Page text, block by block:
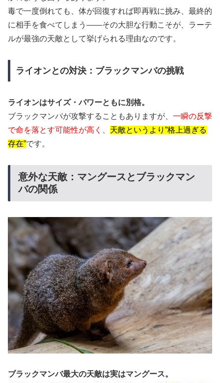
毒で一度倒れても、体が回復すれば即再戦に挑み、最終的
に相手を食べてしまう――その大胆な行動こそが、ラーテ
ルが最強の天敵として挙げられる理由なのです。
ライオンとの対決：ブラックマンバの挑戦
ライオンはサイズ・パワーともに別格。
ブラックマンバが攻撃することもありますが、 一瞬の反撃
で命を落とす可能性が高く
天敵というより”格上過ぎる
存在”です。
意外な天敵：マングースとブラックマン
バの関係
ブラックマンバ最大の天敵は実はマングース。